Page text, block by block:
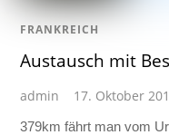
FRANKREICH
Austausch mit
admin 17. Oktober
379km fährt man vom